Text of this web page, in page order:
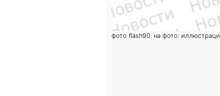
фото flash90. на фото: